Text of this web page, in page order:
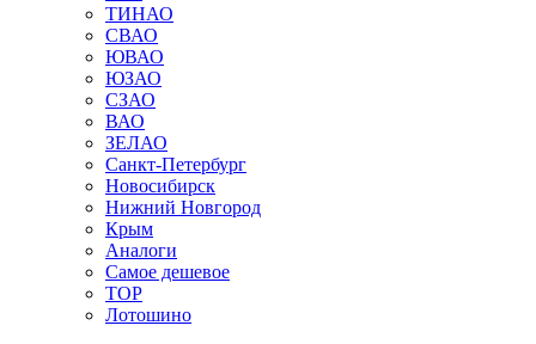
ТИНАО
СВАО
ЮВАО
ЮЗАО
СЗАО
ВАО
ЗЕЛАО
Санкт-Петербург
Новосибирск
Нижний Новгород
Крым
Аналоги
Самое дешевое
TOP
Лотошино